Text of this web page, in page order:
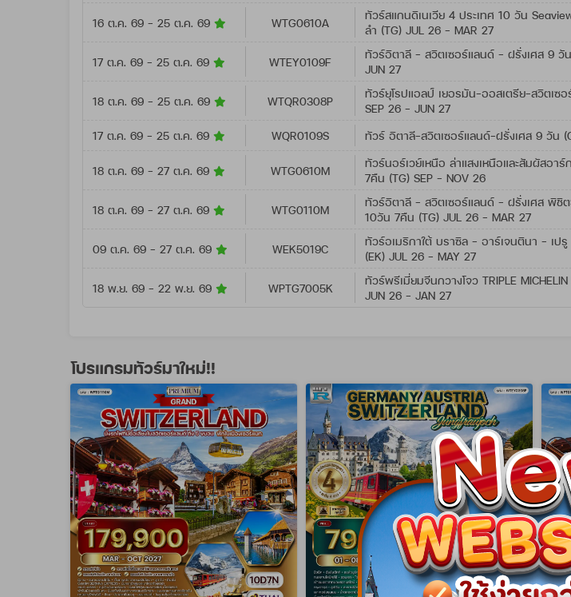
16 ต.ค. 69 - 25 ต.ค. 69 WTG0610A
ทัวร์สแกนดิเนเวีย 4 ประเทศ 10 วัน
ลำ (TG) JUL 26 - MAR 27
17 ต.ค. 69 - 25 ต.ค. 69 WTEY0109F
ทัวร์อิตาลี - สวิตเซอร์แลนด์ - ฝรั่งเศส 9 วั
JUN 27
18 ต.ค. 69 - 25 ต.ค. 69 WTQR0308P
ทัวร์ยุโรปแอลป์ เยอรมัน-ออสเตรีย-สวิตเซ
SEP 26 - JUN 27
17 ต.ค. 69 - 25 ต.ค. 69 WQR0109S ทัวร์ อิตาลี-สวิตเซอร์แลนด์-ฝรั่งเศส 9 วัน
18 ต.ค. 69 - 27 ต.ค. 69 WTG0610M
ทัวร์นอร์เวย์เหนือ ล่าแสงเหนือและสัมผัสอาร์
7คืน (TG) SEP - NOV 26
18 ต.ค. 69 - 27 ต.ค. 69 WTG0110M
ทัวร์อิตาลี - สวิตเซอร์แลนด์ - ฝรั่งเศส พิชิต
10วัน 7คืน (TG) JUL 26 - MAR 27
09 ต.ค. 69 - 27 ต.ค. 69 WEK5019C
ทัวร์อเมริกาใต้ บราซิล - อาร์เจนตินา - เป
(EK) JUL 26 - MAY 27
18 พ.ย. 69 - 22 พ.ย. 69 WPTG7005K
ทัวร์พรีเมี่ยมจีนกวางโจว TRIPLE
JUN 26 - JAN 27
โปรแกรมทัวร์มาใหม่!!